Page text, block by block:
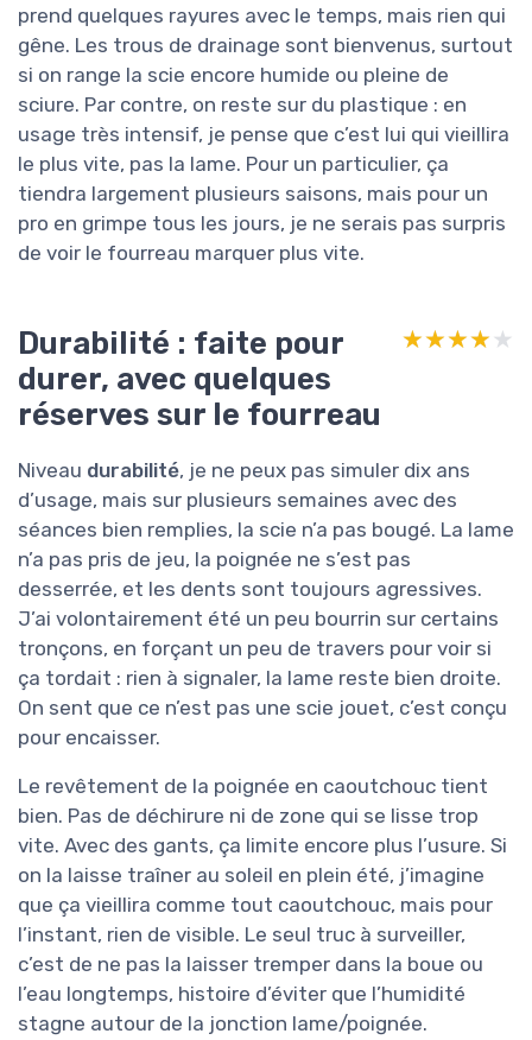
prend quelques rayures avec le temps, mais rien qui
gêne. Les trous de drainage sont bienvenus, surtout
si on range la scie encore humide ou pleine de
sciure. Par contre, on reste sur du plastique : en
usage très intensif, je pense que c’est lui qui vieillira
le plus vite, pas la lame. Pour un particulier, ça
tiendra largement plusieurs saisons, mais pour un
pro en grimpe tous les jours, je ne serais pas surpris
de voir le fourreau marquer plus vite.
Durabilité : faite pour
durer, avec quelques
réserves sur le fourreau
★★★★★
★★★★★
Niveau durabilité, je ne peux pas simuler dix ans
d’usage, mais sur plusieurs semaines avec des
séances bien remplies, la scie n’a pas bougé. La lame
n’a pas pris de jeu, la poignée ne s’est pas
desserrée, et les dents sont toujours agressives.
J’ai volontairement été un peu bourrin sur certains
tronçons, en forçant un peu de travers pour voir si
ça tordait : rien à signaler, la lame reste bien droite.
On sent que ce n’est pas une scie jouet, c’est conçu
pour encaisser.
Le revêtement de la poignée en caoutchouc tient
bien. Pas de déchirure ni de zone qui se lisse trop
vite. Avec des gants, ça limite encore plus l’usure. Si
on la laisse traîner au soleil en plein été, j’imagine
que ça vieillira comme tout caoutchouc, mais pour
l’instant, rien de visible. Le seul truc à surveiller,
c’est de ne pas la laisser tremper dans la boue ou
l’eau longtemps, histoire d’éviter que l’humidité
stagne autour de la jonction lame/poignée.